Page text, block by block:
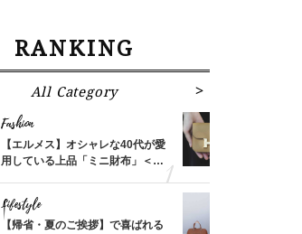
RANKING
All Category
Fashion
【エルメス】オシャレな40代が愛
用している上品「ミニ財布」＜ス
Lifestyle
【帰省・夏のご挨拶】で喜ばれる